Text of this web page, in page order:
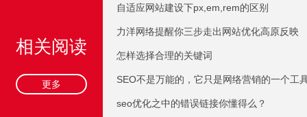
相关阅读
更多
自适应网站建设下px,em,rem的区别
力洋网络提醒你三步走出网站优化高原反映
怎样选择合理的关键词
SEO不是万能的，它只是网络营销的一个工
seo优化之中的错误链接你懂得么？